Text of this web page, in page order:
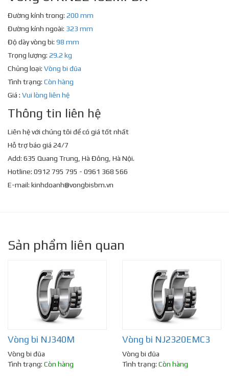
Đường kính trong: 200 mm
Đường kính ngoài: 323 mm
Độ dày vòng bi: 98 mm
Trọng lượng: 29.2 kg
Chủng loại: Vòng bi đũa
Tình trạng: Còn hàng
Giá : Vui lòng liên hệ
Thông tin liên hệ
Liên hệ với chúng tôi để có giá tốt nhất
Hỗ trợ báo giá 24/7
Add: 635 Quang Trung, Hà Đông, Hà Nội.
Hotline: 0912 795 795 - 0961 368 566
E-mail: kinhdoanh@vongbisbm.vn
Sản phẩm liên quan
Vòng bi NJ340M
Vòng bi đũa
Tình trạng: Còn hàng
Vòng bi NJ2320EMC3
Vòng bi đũa
Tình trạng: Còn hàng